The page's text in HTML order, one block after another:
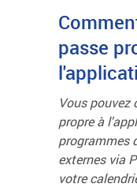
passe
Vous pouvez
propre à
programmes
externes via
votre